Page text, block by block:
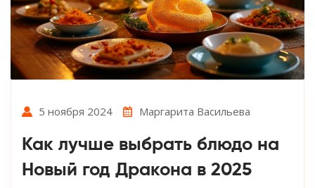
5 ноября 2024 Маргарита Васильева
Как лучше выбрать блюдо на
Новый год Дракона в 2025